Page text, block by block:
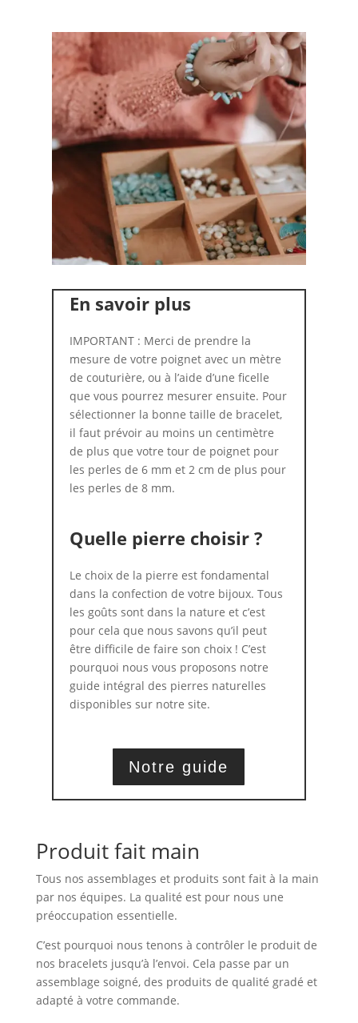
En savoir plus
IMPORTANT : Merci de prendre la
mesure de votre poignet avec un mètre
de couturière, ou à l’aide d’une ficelle
que vous pourrez mesurer ensuite. Pour
sélectionner la bonne taille de bracelet,
il faut prévoir au moins un centimètre
de plus que votre tour de poignet pour
les perles de 6 mm et 2 cm de plus pour
les perles de 8 mm.
Quelle pierre choisir ?
Le choix de la pierre est fondamental
dans la confection de votre bijoux. Tous
les goûts sont dans la nature et c’est
pour cela que nous savons qu’il peut
être difficile de faire son choix ! C’est
pourquoi nous vous proposons notre
guide intégral des pierres naturelles
disponibles sur notre site.
Notre guide
Produit fait main
Tous nos assemblages et produits sont fait à la main
par nos équipes. La qualité est pour nous une
préoccupation essentielle.
C’est pourquoi nous tenons à contrôler le produit de
nos bracelets jusqu’à l’envoi. Cela passe par un
assemblage soigné, des produits de qualité gradé et
adapté à votre commande.